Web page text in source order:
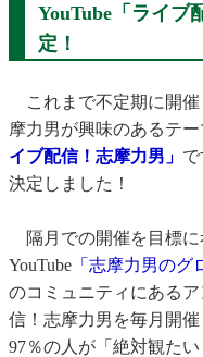
YouTube「ライブ
定！
これまで不定期に開催
摩力男が興味のあるテ
イブ配信！志摩力男」
決定しました！
隔月での開催を目標に
YouTube 「志摩力男のグ
のコミュニティにある
信！志摩力男を毎月開催
97％の人が「絶対観たい